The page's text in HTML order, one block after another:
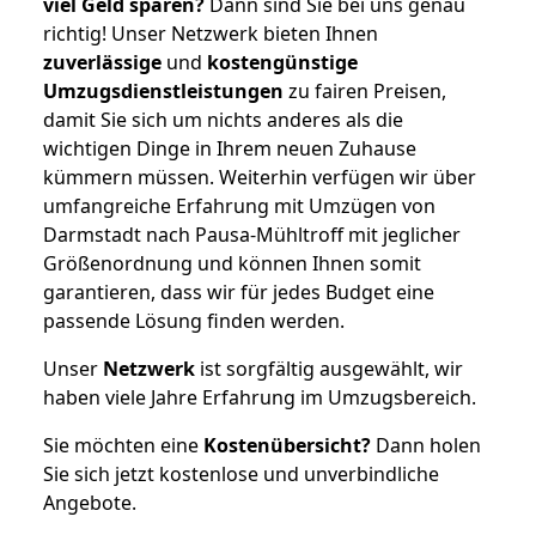
richtig! Unser Netzwerk bieten Ihnen
zuverlässige und kostengünstige
Umzugsdienstleistungen zu fairen Preisen,
damit Sie sich um nichts anderes als die
wichtigen Dinge in Ihrem neuen Zuhause
kümmern müssen. Weiterhin verfügen wir über
umfangreiche Erfahrung mit Umzügen von
Darmstadt nach Pausa-Mühltroff mit jeglicher
Größenordnung und können Ihnen somit
garantieren, dass wir für jedes Budget eine
passende Lösung finden werden.
Unser Netzwerk ist sorgfältig ausgewählt, wir
haben viele Jahre Erfahrung im Umzugsbereich.
Sie möchten eine Kostenübersicht? Dann holen
Sie sich jetzt kostenlose und unverbindliche
Angebote.